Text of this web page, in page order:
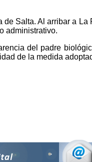
Salta. Al arribar a
administrativo.
del padre
de la medida